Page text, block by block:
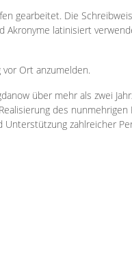
gearbeitet. Die
Akronyme latinisiert
Ort anzumelden.
über mehr als zwei
des nunmehrigen
Unterstützung zahlreicher